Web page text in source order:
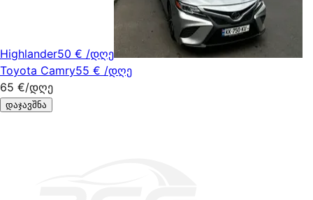
Highlander50 € /დღე
Toyota Camry55 € /დღე
65 €/დღე
დაჯავშნა